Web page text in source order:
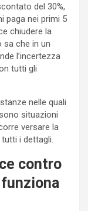
del 30%,
paga nei primi 5
chiudere la
sa che in un
l’incertezza
tutti gli
nelle quali
situazioni
versare la
i dettagli.
contro